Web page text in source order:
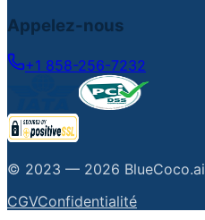
Appelez-nous
+1 858-256-7232
© 2023 — 2026 BlueCoco.ai
CGVConfidentialité